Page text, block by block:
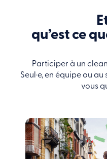
qu’est ce
Participer à un
Seul·e, en équipe ou au
vous